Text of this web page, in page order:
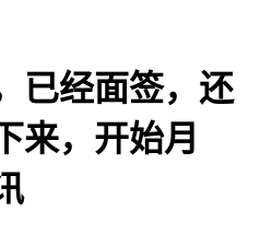
已经面签，还
来，开始月